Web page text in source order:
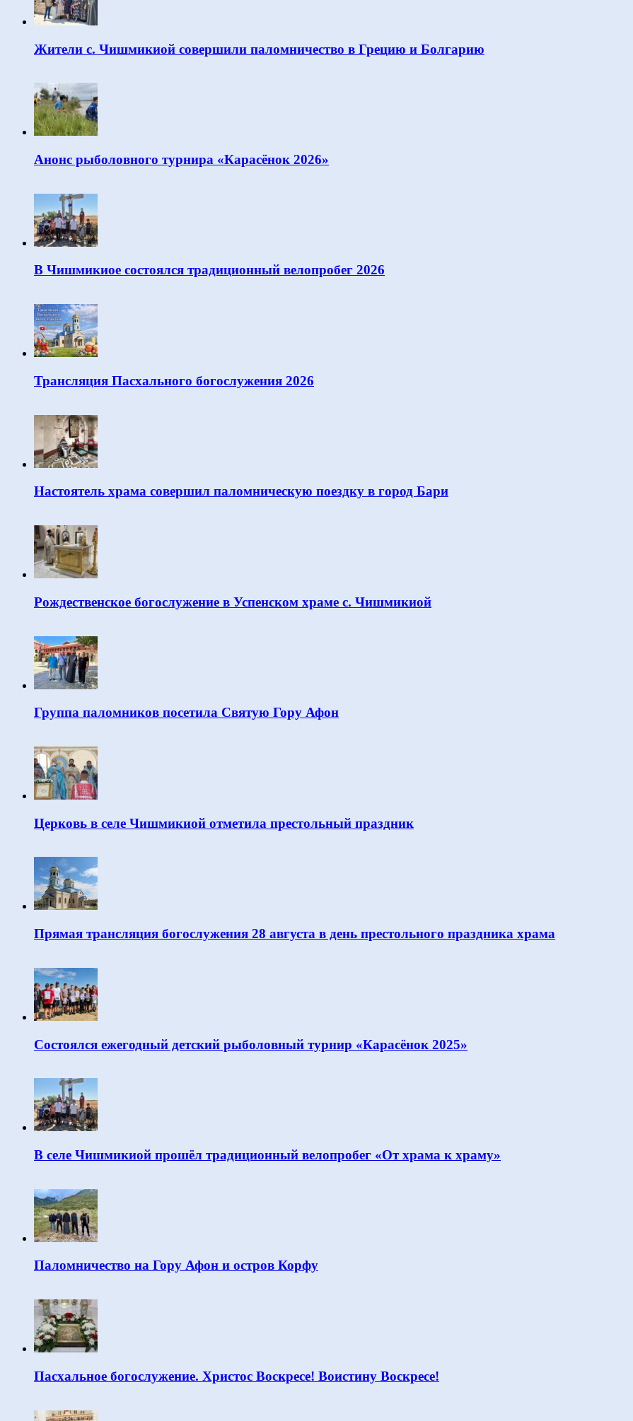
Жители с. Чишмикиой совершили паломничество в Грецию и Болгарию
Анонс рыболовного турнира «Карасёнок 2026»
В Чишмикиое состоялся традиционный велопробег 2026
Трансляция Пасхального богослужения 2026
Настоятель храма совершил паломническую поездку в город Бари
Рождественское богослужение в Успенском храме с. Чишмикиой
Группа паломников посетила Святую Гору Афон
Церковь в селе Чишмикиой отметила престольный праздник
Прямая трансляция богослужения 28 августа в день престольного праздника храма
Состоялся ежегодный детский рыболовный турнир «Карасёнок 2025»
В селе Чишмикиой прошёл традиционный велопробег «От храма к храму»
Паломничество на Гору Афон и остров Корфу
Пасхальное богослужение. Христос Воскресе! Воистину Воскресе!